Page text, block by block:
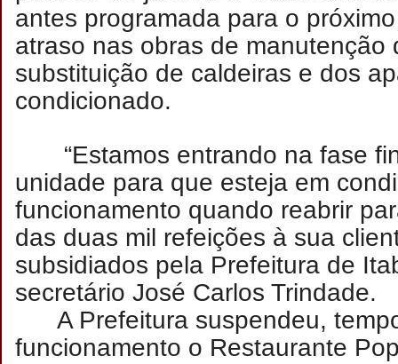
antes programada para o
atraso nas obras de manutenção
substituição de caldeiras e dos
condicionado.
“Estamos entrando na fase
unidade para que esteja em
funcionamento quando reabrir
das duas mil refeições à sua
subsidiados pela Prefeitura de
secretário José Carlos Trindade.
A Prefeitura suspendeu,
funcionamento o Restaurante